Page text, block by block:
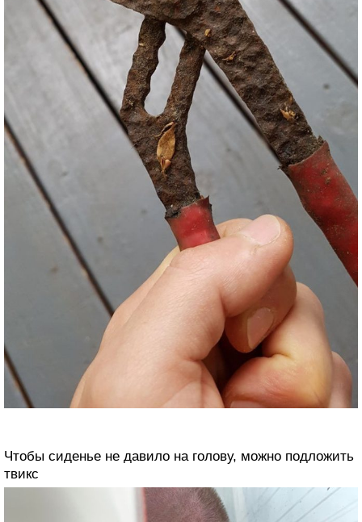
Чтобы сиденье не давило на голову, можно подложить
твикс